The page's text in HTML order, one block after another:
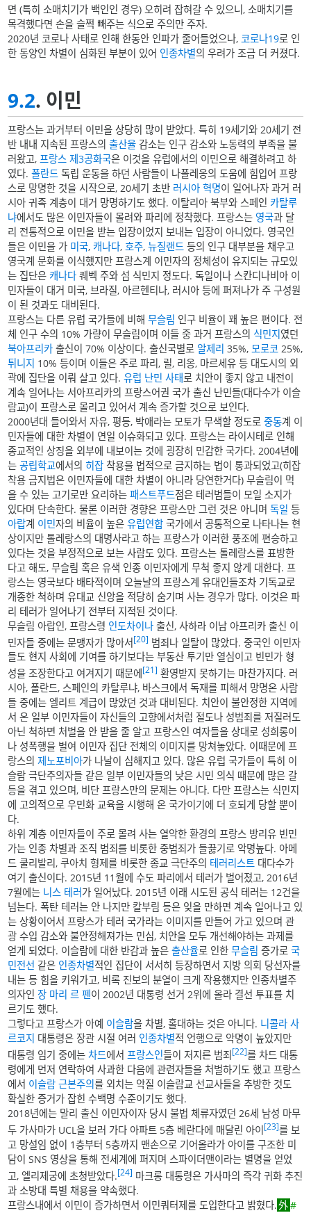
면 (특히 소매치기가 백인인 경우) 오히려 잡혀갈 수 있으니, 소매치기를
목격했다면 손을 슬쩍 빼주는 식으로 주의만 주자.
2020년 코로나 사태로 인해 한동안 인파가 줄어들었으나,코로나19로 인
한 동양인 차별이 심화된 부분이 있어 인종차별의 우려가 조금 더 커졌다.
9.2. 이민
프랑스는 과거부터 이민을 상당히 많이 받았다. 특히 19세기와 20세기 전
반 내내 지속된 프랑스의출산율 감소는 인구 감소와 노동력의 부족을 불
러왔고, 프랑스 제3공화국은 이것을 유럽에서의 이민으로 해결하려고 하
였다.폴란드 독립 운동을 하던 사람들이 나폴레옹의 도움에 힘입어 프랑
스로 망명한 것을 시작으로, 20세기 초반 러시아 혁명이 일어나자 과거 러
시아 귀족 계층이 대거 망명하기도 했다. 이탈리아 북부와 스페인 카탈루
냐에서도 많은 이민자들이 몰려와 파리에 정착했다. 프랑스는 영국과 달
리 전통적으로 이민을 받는 입장이었지 보내는 입장이 아니었다. 영국인
들은 이민을 가 미국, 캐나다, 호주,뉴질랜드 등의 인구 대부분을 채우고
영국계 문화를 이식했지만 프랑스계 이민자의 정체성이 유지되는 규모있
는 집단은 캐나다 퀘벡 주와 섬 식민지 정도다. 독일이나 스칸디나비아 이
민자들이 대거 미국, 브라질, 아르헨티나, 러시아 등에 퍼져나가 주 구성원
이 된 것과도 대비된다.
프랑스는 다른 유럽 국가들에 비해무슬림 인구 비율이 꽤 높은 편이다. 전
체 인구 수의 10% 가량이 무슬림이며 이들 중 과거 프랑스의 식민지였던
북아프리카 출신이 70% 이상이다. 출신국별로 알제리 35%, 모로코 25%,
튀니지 10% 등이며 이들은 주로 파리, 릴, 리옹, 마르세유 등 대도시의 외
곽에 집단을 이뤄 살고 있다.유럽 난민 사태로 치안이 좋지 않고 내전이
계속 일어나는 서아프리카의 프랑스어권 국가 출신 난민들(대다수가 이슬
람교)이 프랑스로 몰리고 있어서 계속 증가할 것으로 보인다.
2000년대 들어와서 자유, 평등, 박애라는 모토가 무색할 정도로중동계 이
민자들에 대한 차별이 연일 이슈화되고 있다. 프랑스는 라이시테로 인해
종교적인 상징을 외부에 내보이는 것에 굉장히 민감한 국가다. 2004년에
는공립학교에서의 히잡 착용을 법적으로 금지하는 법이 통과되었고(히잡
착용 금지법은 이민자들에 대한 차별이 아니라 당연한거다) 무슬림이 먹
을 수 있는 고기로만 요리하는패스트푸드점은 테러범들이 모일 소지가
있다며 단속한다. 물론 이러한 경향은 프랑스만 그런 것은 아니며독일 등
아랍계 이민자의 비율이 높은유럽연합 국가에서 공통적으로 나타나는 현
상이지만 톨레랑스의 대명사라고 하는 프랑스가 이러한 풍조에 편승하고
있다는 것을 부정적으로 보는 사람도 있다. 프랑스는 톨레랑스를 표방한
다고 해도, 무슬림 혹은 유색 인종 이민자에게 무척 좋지 않게 대한다. 프
랑스는 영국보다 배타적이며 오늘날의 프랑스계 유대인들조차 기독교로
개종한 척하며 유대교 신앙을 적당히 숨기며 사는 경우가 많다. 이것은 파
리 테러가 일어나기 전부터 지적된 것이다.
무슬림 아랍인, 프랑스령 인도차이나 출신, 사하라 이남 아프리카 출신 이
민자들 중에는 문맹자가 많아서[20] 범죄나 일탈이 많았다. 중국인 이민자
들도 현지 사회에 기여를 하기보다는 부동산 투기만 열심이고 빈민가 형
성을 조장한다고 여겨지기 때문에 [21] 환영받지 못하기는 마찬가지다. 러
시아, 폴란드, 스페인의 카탈루냐, 바스크에서 독재를 피해서 망명온 사람
들 중에는 엘리트 계급이 많았던 것과 대비된다. 치안이 불안정한 지역에
서 온 일부 이민자들이 자신들의 고향에서처럼 절도나 성범죄를 저질러도
아닌 척하면 처벌을 안 받을 줄 알고 프랑스인 여자들을 상대로 성희롱이
나 성폭행을 벌여 이민자 집단 전체의 이미지를 망쳐놓았다. 이때문에 프
랑스의제노포비아가 나날이 심해지고 있다. 많은 유럽 국가들이 특히 이
슬람 극단주의자들 같은 일부 이민자들의 낮은 시민 의식 때문에 많은 갈
등을 겪고 있으며, 비단 프랑스만의 문제는 아니다. 다만 프랑스는 식민지
에 고의적으로 우민화 교육을 시행해 온 국가이기에 더 호되게 당할 뿐이
다.
하위 계층 이민자들이 주로 몰려 사는 열악한 환경의 프랑스 방리유 빈민
가는 인종 차별과 조직 범죄를 비롯한 중범죄가 들끓기로 악명높다. 아메
드 쿨리발리, 쿠아치 형제를 비롯한 종교 극단주의 테러리스트 대다수가
여기 출신이다. 2015년 11월에 수도 파리에서 테러가 벌어졌고, 2016년
7월에는 니스 테러가 일어났다. 2015년 이래 시도된 공식 테러는 12건을
넘는다. 폭탄 테러는 안 나지만 칼부림 등은 잊을 만하면 계속 일어나고 있
는 상황이어서 프랑스가 테러 국가라는 이미지를 만들어 가고 있으며 관
광 수입 감소와 불안정해져가는 민심, 치안을 모두 개선해야하는 과제를
얻게 되었다. 이슬람에 대한 반감과 높은출산율로 인한무슬림 증가로국
민전선 같은 인종차별적인 집단이 서서히 등장하면서 지방 의회 당선자를
내는 등 힘을 키워가고, 비록 진보의 분열이 크게 작용했지만 인종차별주
의자인장 마리 르 펜이 2002년 대통령 선거 2위에 올라 결선 투표를 치
르기도 했다.
그렇다고 프랑스가 아예 이슬람을 차별, 홀대하는 것은 아니다. 니콜라 사
르코지 대통령은 장관 시절 여러 인종차별적 언행으로 악명이 높았지만
대통령 임기 중에는차드에서프랑스인들이 저지른 범죄[22]를 차드 대통
령에게 먼저 연락하여 사과한 다음에 관련자들을 처벌하기도 했고 프랑스
에서 이슬람 근본주의를 외치는 악질 이슬람교 선교사들을 추방한 것도
확실한 증거가 잡힌 수백명 수준이기도 했다.
2018년에는 말리 출신 이민자이자 당시 불법 체류자였던 26세 남성 마무
두 가사마가 UCL을 보러 가다 아파트 5층 베란다에 매달린 아이[23]를 보
고 망설임 없이 1층부터 5층까지 맨손으로 기어올라가 아이를 구조한 미
담이 SNS 영상을 통해 전세계에 퍼지며 스파이더맨이라는 별명을 얻었
고, 엘리제궁에 초청받았다.[24] 마크롱 대통령은 가사마의 즉각 귀화 추진
과 소방대 특별 채용을 약속했다.
프랑스내에서 이민이 증가하면서 이민쿼터제를 도입한다고 밝혔다.
#